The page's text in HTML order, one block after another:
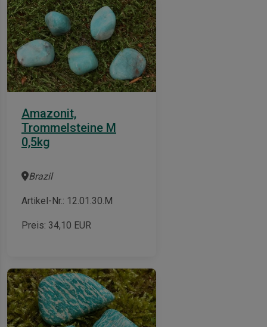
Amazonit,
Trommelsteine M
0,5kg
Brazil
Artikel-Nr.: 12.01.30.M
Preis: 34,10 EUR